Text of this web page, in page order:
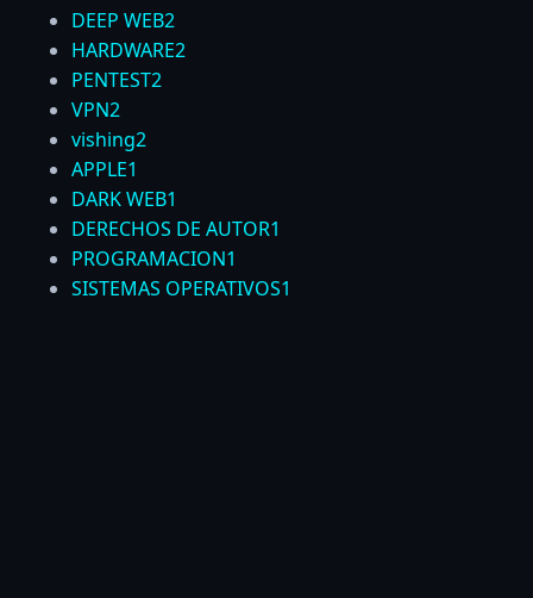
DEEP WEB2
HARDWARE2
PENTEST2
VPN2
vishing2
APPLE1
DARK WEB1
DERECHOS DE AUTOR1
PROGRAMACION1
SISTEMAS OPERATIVOS1